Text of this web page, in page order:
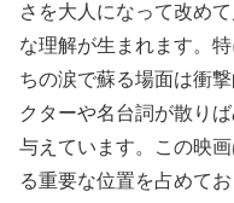
さを大人になって改め
な理解が生まれます。
ちの涙で蘇る場面は衝
クターや名台詞が散り
与えています。この映
る重要な位置を占めて